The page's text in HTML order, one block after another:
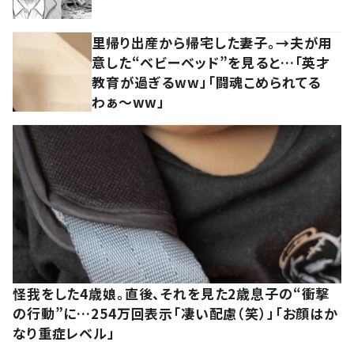
里帰り出産から帰宅した妻子。→夫が用
意した“ベビーベッド”を見ると…「英才
教育が過ぎるww」「闘魂こめられてる
わぁ～ww」
怪我をした4歳娘。直後、それを見た2歳息子の“衝撃
の行動”に…254万回表示「凄い配慮（笑）」「お顔はか
なり重症レベル」